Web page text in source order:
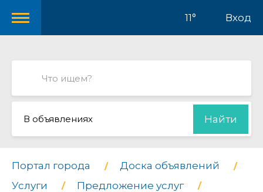
11° Вход
В объявлениях Найти
Портал города
Доска объявлений
Услуги
Предложение услуг